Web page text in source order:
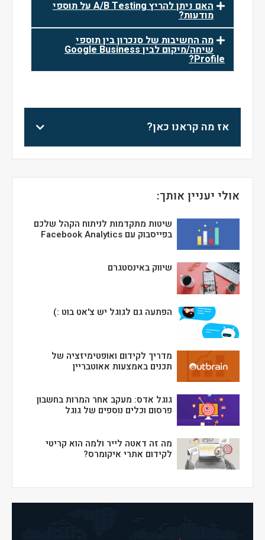
האם ניתן להריץ A/B Testing על תוספי
מודעות?
מה החשיבות של סנכרון בין תוספי
שיחה/מיקום לבין Google Business
Profile?
אז מה קראנו כאן?
אולי יעניין אותך:
שיטות מתקדמות לניתוח הקהל שלכם
בפייסבוק עם Facebook Analytics
שיווק באינסטגרם
הפתעה גם לגוגל יש צ'אט בוט :)
מדריך לקידום ואופטימיזציה של
תכנים באמצעות אאוטבריין
גוגל אדס: מעקב אחר המרות בחשבון
פרסום וכלים נוספים של גוגל
מה זה דאטה לייר ולמה הוא קריטי
לקידום אתרי איקומרס?